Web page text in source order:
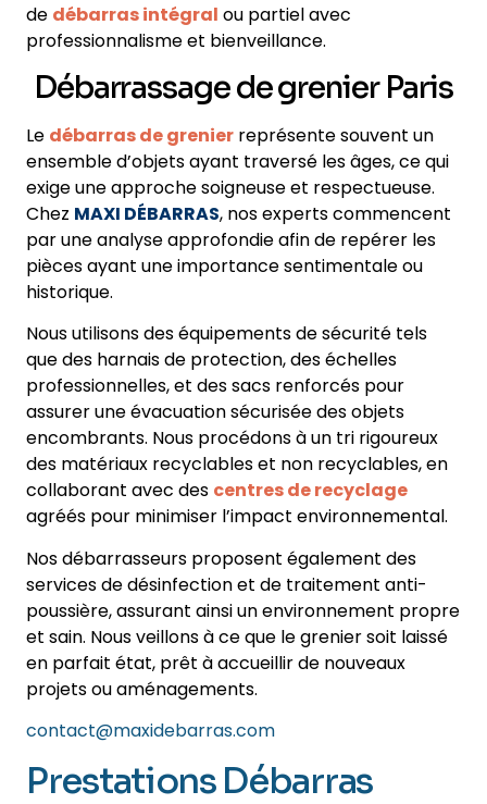
de débarras intégral ou partiel avec
professionnalisme et bienveillance.
Débarrassage de grenier Paris
Le débarras de grenier représente souvent un
ensemble d’objets ayant traversé les âges, ce qui
exige une approche soigneuse et respectueuse.
Chez MAXI DÉBARRAS, nos experts commencent
par une analyse approfondie afin de repérer les
pièces ayant une importance sentimentale ou
historique.
Nous utilisons des équipements de sécurité tels
que des harnais de protection, des échelles
professionnelles, et des sacs renforcés pour
assurer une évacuation sécurisée des objets
encombrants. Nous procédons à un tri rigoureux
des matériaux recyclables et non recyclables, en
collaborant avec des centres de recyclage
agréés pour minimiser l’impact environnemental.
Nos débarrasseurs proposent également des
services de désinfection et de traitement anti-
poussière, assurant ainsi un environnement propre
et sain. Nous veillons à ce que le grenier soit laissé
en parfait état, prêt à accueillir de nouveaux
projets ou aménagements.
contact@maxidebarras.com
Prestations Débarras